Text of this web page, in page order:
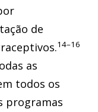
de
14–16
as
todos os
programas